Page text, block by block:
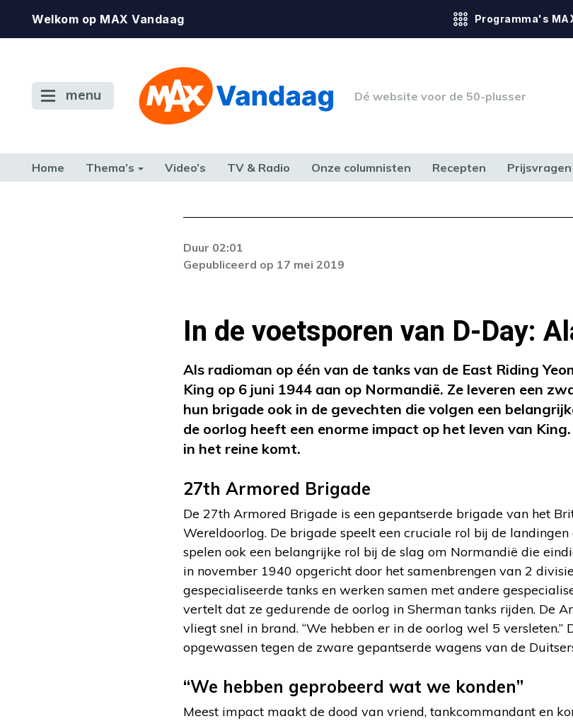
Welkom op MAX Vandaag Programma's
menu Dé website voor de 50-plusser
Home Thema’s Video’s TV & Radio Onze columnisten Recepten Prijsvragen
Duur 02:01
Gepubliceerd op 17 mei 2019
In de voetsporen van D-Day:
Als radioman op één van de tanks van de East Riding
King op 6 juni 1944 aan op Normandië. Ze leveren een
hun brigade ook in de gevechten die volgen een
de oorlog heeft een enorme impact op het leven van
in het reine komt.
27th Armored Brigade
De 27th Armored Brigade is een gepantserde brigade van het
Wereldoorlog. De brigade speelt een cruciale rol bij de
spelen ook een belangrijke rol bij de slag om Normandië die
in november 1940 opgericht door het samenbrengen van 2
gespecialiseerde tanks en werken samen met andere
vertelt dat ze gedurende de oorlog in Sherman tanks rijden. De
vliegt snel in brand. “We hebben er in de oorlog wel 5 versleten.”
opgewassen tegen de zware gepantserde wagens van de
“We hebben geprobeerd wat we konden”
Meest impact maakt de dood van vriend, tankcommandant en